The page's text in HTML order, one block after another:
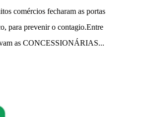
comércios fecharam as portas
para prevenir o contagio.Entre
as CONCESSIONÁRIAS...